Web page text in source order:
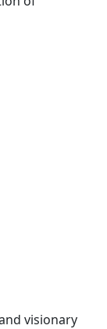
visionary